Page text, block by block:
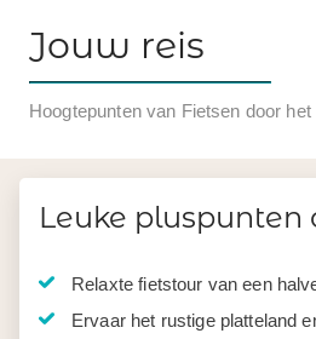
Jouw reis
Hoogtepunten van Fietsen door
Leuke pluspunten
Relaxte fietstour van een
Ervaar het rustige platteland